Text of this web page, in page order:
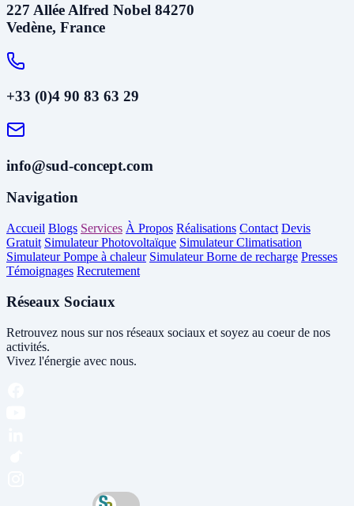
227 Allée Alfred Nobel 84270
Vedène, France
+33 (0)4 90 83 63 29
info@sud-concept.com
Navigation
Accueil Blogs Services À Propos Réalisations Contact Devis
Gratuit Simulateur Photovoltaïque Simulateur Climatisation
Simulateur Pompe à chaleur Simulateur Borne de recharge Presses
Témoignages Recrutement
Réseaux Sociaux
Retrouvez nous sur nos réseaux sociaux et soyez au coeur de nos
activités.
Vivez l'énergie avec nous.